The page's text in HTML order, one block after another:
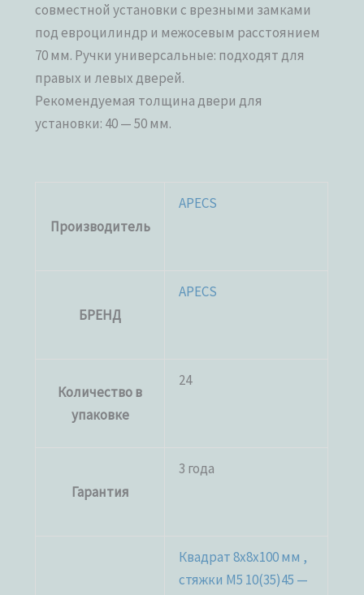
совместной установки с врезными замками
под евроцилиндр и межосевым расстоянием
70 мм. Ручки универсальные: подходят для
правых и левых дверей.
Рекомендуемая толщина двери для
установки: 40 — 50 мм.
Производитель
APECS
БРЕНД
APECS
Количество в
упаковке
24
Гарантия
3 года
Квадрат 8x8x100 мм ,
стяжки М5 10(35)45 —